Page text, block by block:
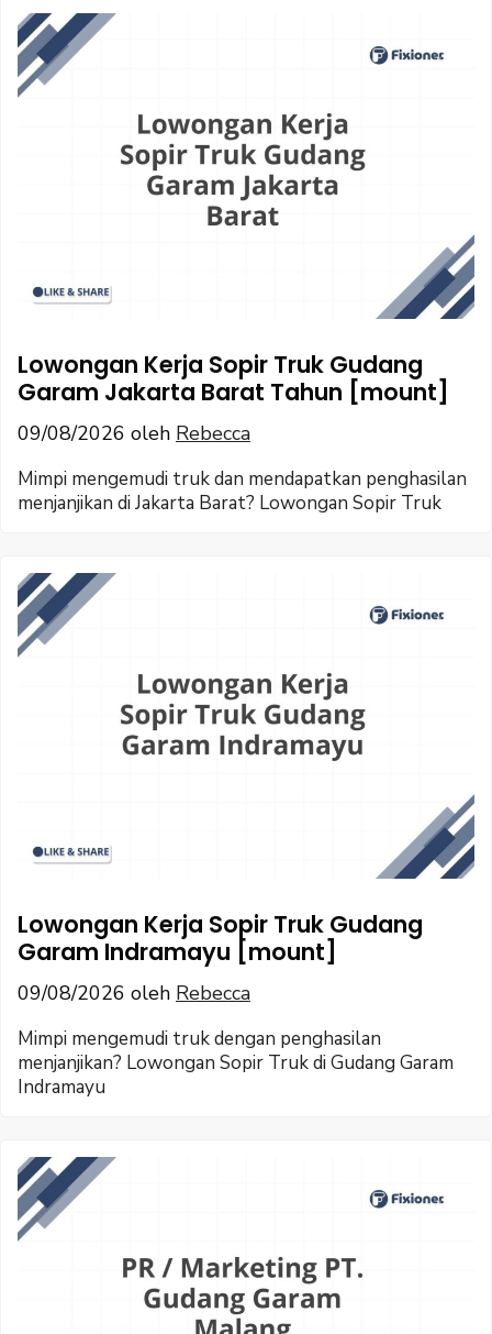
Lowongan Kerja Sopir Truk Gudang
Garam Jakarta Barat Tahun [mount]
09/08/2026 oleh Rebecca
Mimpi mengemudi truk dan mendapatkan penghasilan
menjanjikan di Jakarta Barat? Lowongan Sopir Truk
Lowongan Kerja Sopir Truk Gudang
Garam Indramayu [mount]
09/08/2026 oleh Rebecca
Mimpi mengemudi truk dengan penghasilan
menjanjikan? Lowongan Sopir Truk di Gudang Garam
Indramayu